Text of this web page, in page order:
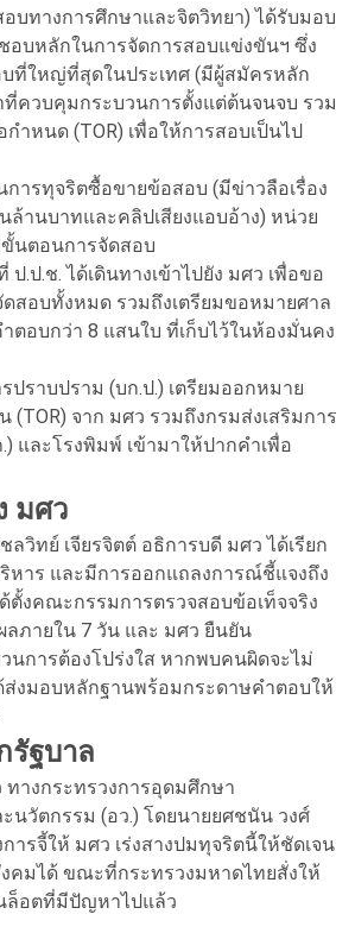
บทางการศึกษาและจิตวิทยา) ได้รับมอบ
อบหลักในการจัดการสอบแข่งขันฯ ซึ่ง
ที่ใหญ่ที่สุดในประเทศ (มีผู้สมัครหลัก
ควบคุมกระบวนการตั้งแต่ต้นจนจบ รวม
ำหนด (TOR) เพื่อให้การสอบเป็นไป
การทุจริตซื้อขายข้อสอบ (มีข่าวลือเรื่อง
ล้านบาทและคลิปเสียงแอบอ้าง) หน่วย
ขั้นตอนการจัดสอบ
.ป.ช. ได้เดินทางเข้าไปยัง มศว เพื่อขอ
สอบทั้งหมด รวมถึงเตรียมขอหมายศาล
ตอบกว่า 8 แสนใบ ที่เก็บไว้ในห้องมั่นคง
ราบปราม (บก.ป.) เตรียมออกหมาย
(TOR) จาก มศว รวมถึงกรมส่งเสริมการ
และโรงพิมพ์ เข้ามาให้ปากคำเพื่อ
มศว
ลวิทย์ เจียรจิตต์ อธิการบดี มศว ได้เรียก
าร และมีการออกแถลงการณ์ชี้แจงถึง
งคณะกรรมการตรวจสอบข้อเท็จจริง
ลภายใน 7 วัน และ มศว ยืนยัน
นการต้องโปร่งใส หากพบคนผิดจะไม่
ส่งมอบหลักฐานพร้อมกระดาษคำตอบให้
รัฐบาล
ทางกระทรวงการอุดมศึกษา
นวัตกรรม (อว.) โดยนายยศชนัน วงศ์
ารจี้ให้ มศว เร่งสางปมทุจริตนี้ให้ชัดเจน
งคมได้ ขณะที่กระทรวงมหาดไทยสั่งให้
ล็อตที่มีปัญหาไปแล้ว